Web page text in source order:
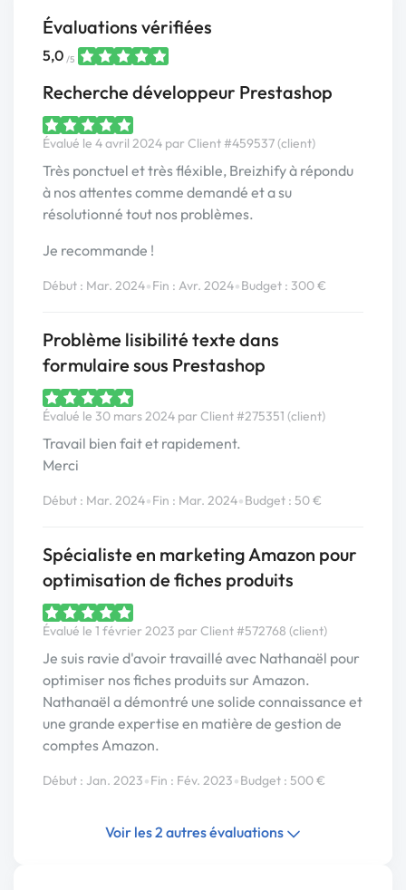
Évaluations vérifiées
5,0 /5
Recherche développeur Prestashop
Évalué le 4 avril 2024 par Client #459537 (client)
Très ponctuel et très fléxible, Breizhify à répondu
à nos attentes comme demandé et a su
résolutionné tout nos problèmes.
Je recommande !
Début : Mar. 2024•Fin : Avr. 2024•Budget : 300 €
Problème lisibilité texte dans
formulaire sous Prestashop
Évalué le 30 mars 2024 par Client #275351 (client)
Travail bien fait et rapidement.
Merci
Début : Mar. 2024•Fin : Mar. 2024•Budget : 50 €
Spécialiste en marketing Amazon pour
optimisation de fiches produits
Évalué le 1 février 2023 par Client #572768 (client)
Je suis ravie d'avoir travaillé avec Nathanaël pour
optimiser nos fiches produits sur Amazon.
Nathanaël a démontré une solide connaissance et
une grande expertise en matière de gestion de
comptes Amazon.
Début : Jan. 2023•Fin : Fév. 2023•Budget : 500 €
Voir les 2 autres évaluations